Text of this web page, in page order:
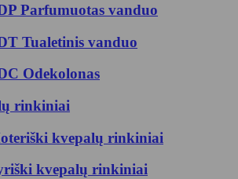
Parfumuotas vanduo
Tualetinis vanduo
Odekolonas
rinkiniai
kvepalų rinkiniai
kvepalų rinkiniai